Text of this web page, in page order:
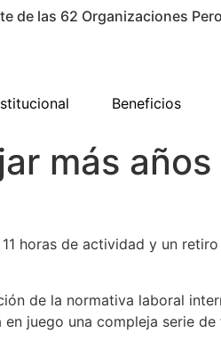
de las 62 Organizaciones
Beneficios
más años
horas de actividad y un
de la normativa laboral
juego una compleja serie de